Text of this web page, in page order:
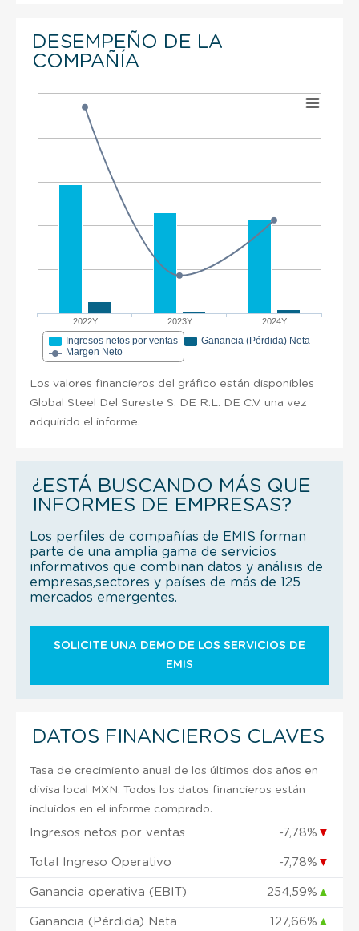
DESEMPEÑO DE LA
COMPAÑÍA
2022Y 2023Y 2024Y
Ingresos netos por ventas
Ganancia (Pérdida) Neta
Margen Neto
Los valores financieros del gráfico están disponibles
Global Steel Del Sureste S. DE R.L. DE C.V. una vez
adquirido el informe.
¿ESTÁ BUSCANDO MÁS QUE
INFORMES DE EMPRESAS?
Los perfiles de compañías de EMIS forman
parte de una amplia gama de servicios
informativos que combinan datos y análisis de
empresas,sectores y países de más de 125
mercados emergentes.
SOLICITE UNA DEMO DE LOS SERVICIOS DE
EMIS
DATOS FINANCIEROS CLAVES
Tasa de crecimiento anual de los últimos dos años en
divisa local MXN. Todos los datos financieros están
incluidos en el informe comprado.
Ingresos netos por ventas -7,78% ▼
Total Ingreso Operativo -7,78% ▼
Ganancia operativa (EBIT) 254,59% ▲
Ganancia (Pérdida) Neta 127,66% ▲